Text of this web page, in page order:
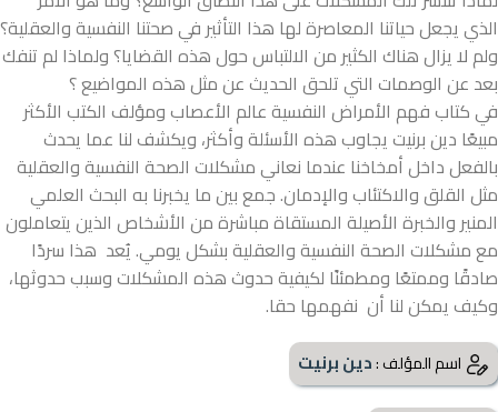
الذي يجعل حياتنا المعاصرة لها هذا التأثير في صحتنا النفسية والعقلية؟
ولم لا يزال هناك الكثير من الالتباس حول هذه القضايا؟ ولماذا لم تنفك
بعد عن الوصمات التي تلحق الحديث عن مثل هذه المواضيع ؟
في كتاب فهم الأمراض النفسية عالم الأعصاب ومؤلف الكتب الأكثر
مبيعًا دين برنيت يجاوب هذه الأسئلة وأكثر، ويكشف لنا عما يحدث
بالفعل داخل أمخاخنا عندما نعاني مشكلات الصحة النفسية والعقلية
مثل القلق والاكتئاب والإدمان. جمع بين ما يخبرنا به البحث العلمي
المنير والخبرة الأصيلة المستقاة مباشرة من الأشخاص الذين يتعاملون
مع مشكلات الصحة النفسية والعقلية بشكل يومي. يُعد هذا سردًا
صادقًا وممتعًا ومطمئنًا لكيفية حدوث هذه المشكلات وسبب حدوثها،
وكيف يمكن لنا أن نفهمها حقا.
اسم المؤلف :دين برنيت